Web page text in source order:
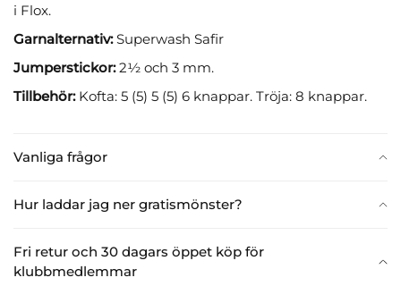
Vanliga frågor
Hur laddar jag ner gratismönster?
Fri retur och 30 dagars öppet köp för
klubbmedlemmar
i Flox.
Garnalternativ:Superwash Safir
Jumperstickor:2½ och 3 mm.
Tillbehör:Kofta: 5 (5) 5 (5) 6 knappar. Tröja: 8 knappar.